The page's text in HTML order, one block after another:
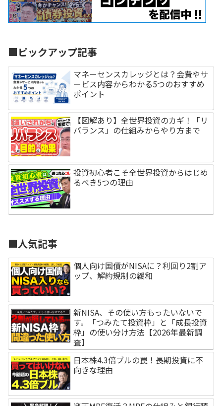
■ピックアップ記事
マネーセンスカレッジとは？会費やサ
ービス内容からわかる5つのおすすめ
ポイント
【図解あり】全世界投資のカギ！「リ
バランス」の仕組みからやり方まで
投資初心者こそ全世界投資からはじめ
るべき5つの理由
■人気記事
個人向け国債がNISAに？利回り2割ア
ップ、解約規制の緩和
新NISA、その使い方もったいないで
す。「つみたて投資枠」と「成長投資
枠」の使い分け方法【2026年最新調
査】
日本株4.3倍ブルの罠！長期投資に不
向きな理由